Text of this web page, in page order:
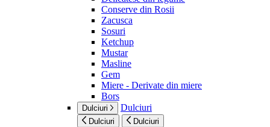
Conserve din Rosii
Zacusca
Sosuri
Ketchup
Mustar
Masline
Gem
Miere - Derivate din miere
Bors
Dulciuri Dulciuri
Dulciuri Dulciuri